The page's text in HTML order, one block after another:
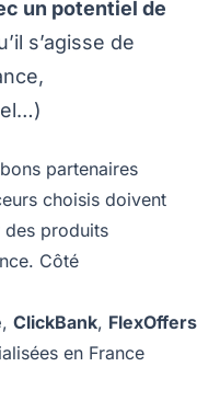
un potentiel de
s’agisse de
partenaires
choisis doivent
produits
Côté
, ClickBank, FlexOffers
en France